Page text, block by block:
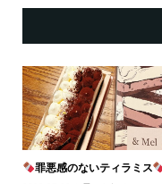
罪悪感のないティラミス